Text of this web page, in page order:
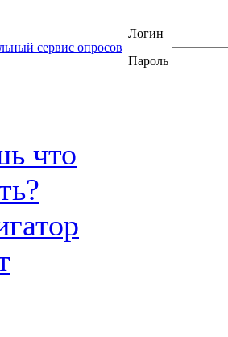
Логин
Пароль